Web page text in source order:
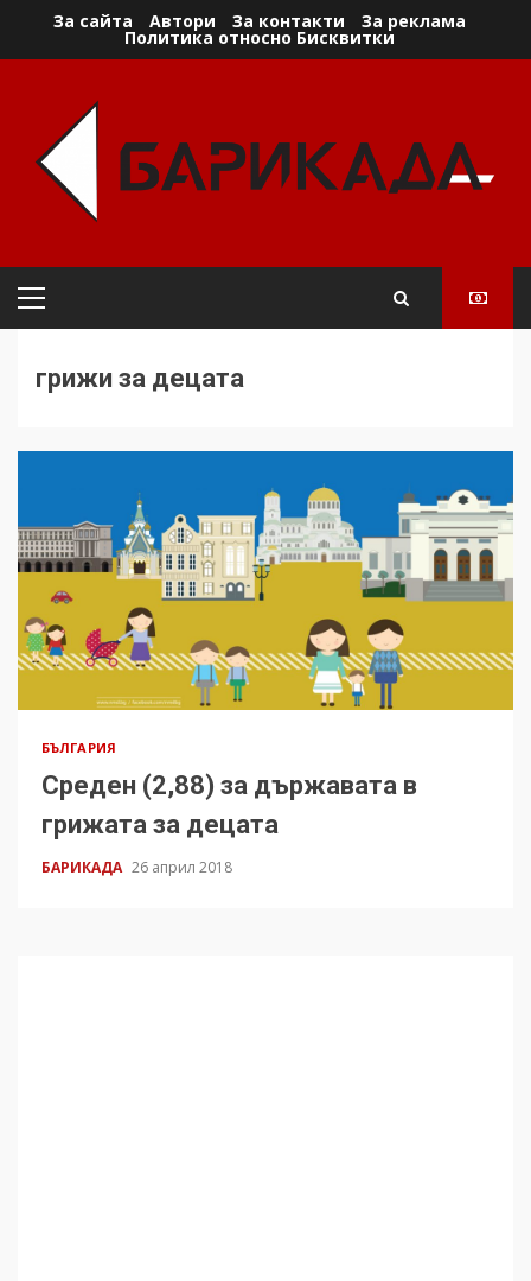
За сайта Автори За контакти За реклама
Политика относно Бисквитки
Primary
грижи за децата
БЪЛГАРИЯ
Среден (2,88) за държавата в
грижата за децата
БАРИКАДА 26 април 2018